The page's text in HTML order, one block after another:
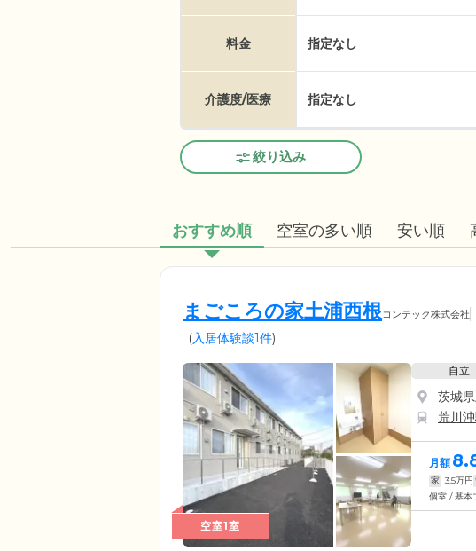
料金 指定なし
介護度/医療 指定なし
絞り込み
おすすめ順 空室の多い順 安い順
まごころの家土浦西根コンテック株式会社
(入居体験談1件)
空室1室
自立
茨城
荒川
月額
家 3.5万円
個室 / 基本